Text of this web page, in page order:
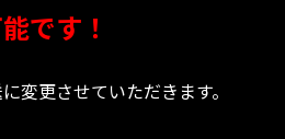
です！
変更させていただきます。